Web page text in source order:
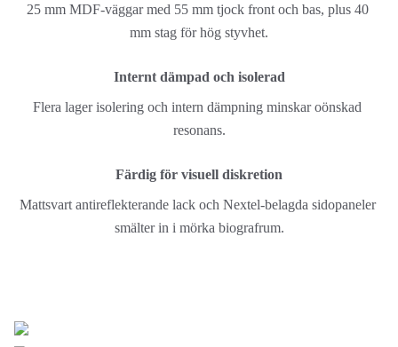
25 mm MDF-väggar med 55 mm tjock front och bas, plus 40
mm stag för hög styvhet.
Internt dämpad och isolerad
Flera lager isolering och intern dämpning minskar oönskad
resonans.
Färdig för visuell diskretion
Mattsvart antireflekterande lack och Nextel-belagda sidopaneler
smälter in i mörka biografrum.